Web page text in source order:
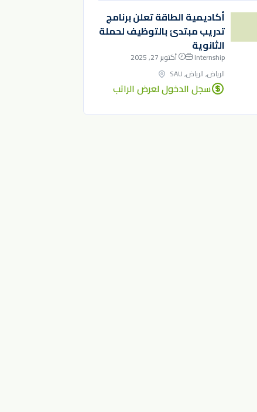
أكاديمية الطاقة تعلن برنامج
تدريب مبتدئ بالتوظيف لحملة
الثانوية
Internship
أكتوبر 27, 2025
الرياض, الرياض, SAU
سجل الدخول لعرض الراتب